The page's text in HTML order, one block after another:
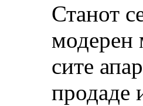
Станот
модерен
сите
продаде